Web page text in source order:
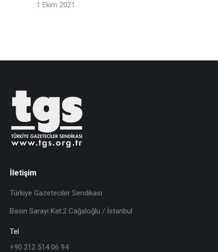
1 Ekim 2021
İletişim
Türkiye Gazeteciler Sendikası
Basın Sarayı Kat:2 Cağaloğlu / İstanbul
Tel
+90 212 514 06 94